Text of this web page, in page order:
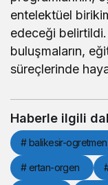
entelektüel
edeceği
buluşmaların,
süreçlerinde
Haberle ilgili
# balikesir-
# ertan-orgen